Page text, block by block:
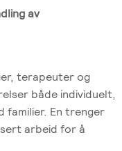
av
terapeuter og
både individuelt,
familier. En trenger
arbeid for å